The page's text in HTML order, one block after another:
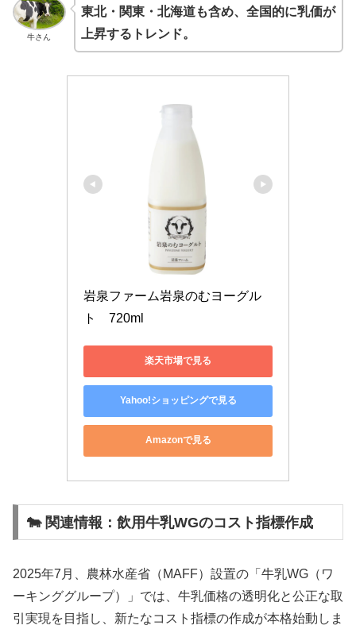
牛さん
東北・関東・北海道も含め、全国的に乳価が
上昇するトレンド。
岩泉ファーム岩泉のむヨーグル
ト　720ml
楽天市場で見る
Yahoo!ショッピングで見る
Amazonで見る
🐄 関連情報：飲用牛乳WGのコスト指標作成
2025年7月、農林水産省（MAFF）設置の「牛乳WG（ワ
ーキンググループ）」では、牛乳価格の透明化と公正な取
引実現を目指し、新たなコスト指標の作成が本格始動しま